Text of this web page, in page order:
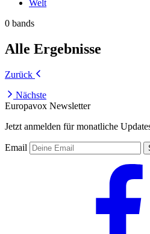
Welt
0 bands
Alle Ergebnisse
Zurück
Nächste
Europavox Newsletter
Jetzt anmelden für monatliche
Email